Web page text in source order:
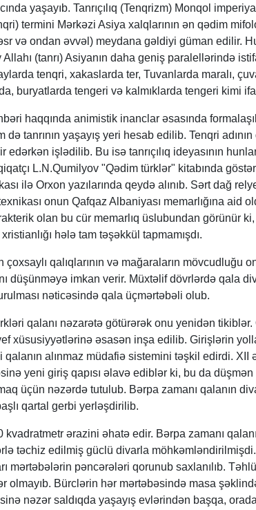
yaşayıb. Tanrıçılıq (Tenqrizm) Monqol
termini Mərkəzi Asiya xalqlarının ən qədim
və ondan əvvəl) meydana gəldiyi güman edilir.
Allahı (tanrı) Asiyanın daha geniş paralellərində
tenqri, xakaslarda ter, Tuvanlarda maralı,
buryatlarda tengeri və kalmıklarda tengeri kimi
haqqında animistik inanclar əsasında
tanrının yaşayış yeri hesab edilib. Tenqri
işlədilib. Bu isə tanrıçılıq ideyasının
L.N.Qumilyov "Qədim türklər" kitabında
ilə Orxon yazılarında qeydə alınıb. Sərt dağ
onun Qafqaz Albaniyası memarlığına aid
olan bu cür memarlıq üslubundan görünür
hələ tam təşəkkül tapmamışdı.
qalıqlarının və mağaraların mövcudluğu
düşünməyə imkan verir. Müxtəlif dövrlərdə qala
nəticəsində qala üçmərtəbəli olub.
qalanı nəzarətə götürərək onu yenidən tikiblər.
xüsusiyyətlərinə əsasən inşa edilib. Girişlərin
alınmaz müdafiə sistemini təşkil edirdi. XII
yeni giriş qapısı əlavə ediblər ki, bu da düşmən
üçün nəzərdə tutulub. Bərpa zamanı qalanın
qartal gerbi yerləşdirilib.
ərazini əhatə edir. Bərpa zamanı
təchiz edilmiş güclü divarla
mərtəbələrin pəncərələri qorunub saxlanılıb.
olmayıb. Bürclərin hər mərtəbəsində masa
nəzər saldıqda yaşayış evlərindən başqa,